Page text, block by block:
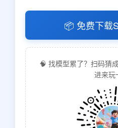
📦 免费下载
🧠 找模型累了？扫码猜
进来玩